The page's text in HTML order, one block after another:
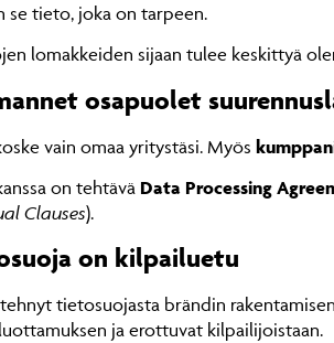
se tieto, joka on tarpeen.
lomakkeiden sijaan tulee keskittyä
osapuolet
vain omaa yritystäsi. Myös
on tehtävä Data Processing
Clauses).
on kilpailuetu
tietosuojasta brändin
ja erottuvat kilpailijoistaan.